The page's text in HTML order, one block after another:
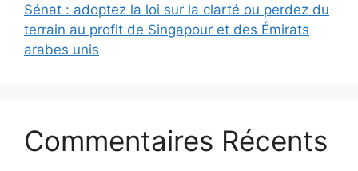
Sénat : adoptez la loi sur la clarté ou perdez du
terrain au profit de Singapour et des Émirats
arabes unis
Commentaires Récents